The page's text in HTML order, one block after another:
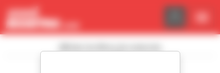
Panneau de gestion des cookies